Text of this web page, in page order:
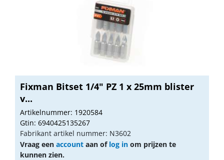
Fixman Bitset 1/4" PZ 1 x 25mm blister
v...
Artikelnummer: 1920584
Gtin: 6940425135267
Fabrikant artikel nummer: N3602
Vraag een account aan of log in om prijzen te
kunnen zien.